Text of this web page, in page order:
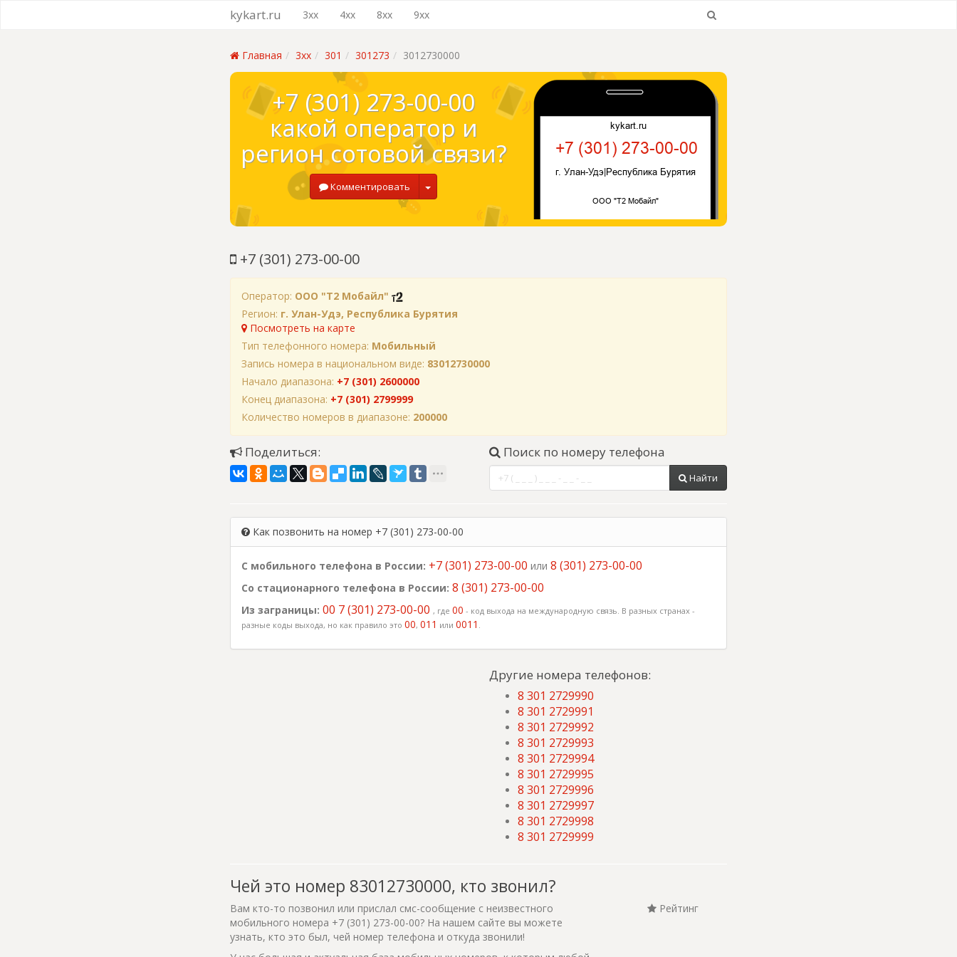
kykart.ru 3xx 4xx 8xx 9xx
Главная 3xx 301 301273 3012730000
+7 (301) 273-00-00
какой оператор и
регион сотовой связи?
Комментировать
+7 (301) 273-00-00
Оператор: ООО "Т2 Мобайл"
Регион: г. Улан-Удэ, Республика Бурятия
Посмотреть на карте
Тип телефонного номера: Мобильный
Запись номера в национальном виде: 83012730000
Начало диапазона: +7 (301) 2600000
Конец диапазона: +7 (301) 2799999
Количество номеров в диапазоне: 200000
Поделиться: Поиск по номеру телефона
Найти
Как позвонить на номер +7 (301) 273-00-00
С мобильного телефона в России: +7 (301) 273-00-00 или 8 (301) 273-00-00
Со стационарного телефона в России: 8 (301) 273-00-00
Из заграницы: 00 7 (301) 273-00-00 , где 00 - код выхода на международную связь. В разных странах -
разные коды выхода, но как правило это 00, 011 или 0011 .
Другие номера телефонов:
8 301 2729990
8 301 2729991
8 301 2729992
8 301 2729993
8 301 2729994
8 301 2729995
8 301 2729996
8 301 2729997
8 301 2729998
8 301 2729999
Чей это номер 83012730000, кто звонил?
Вам кто-то позвонил или прислал смс-сообщение с неизвестного
мобильного номера +7 (301) 273-00-00? На нашем сайте вы можете
узнать, кто это был, чей номер телефона и откуда звонили!
Рейтинг